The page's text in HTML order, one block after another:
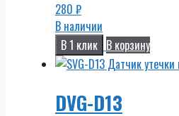
280 ₽
В наличии
В 1 клик В корзину
DVG-D13